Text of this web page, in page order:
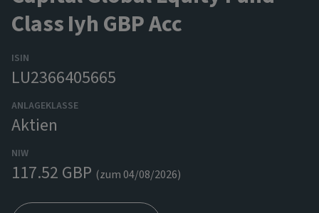
Class Iyh GBP Acc
ISIN
LU2366405665
ANLAGEKLASSE
Aktien
NIW
117.52 GBP (zum 04/08/2026)